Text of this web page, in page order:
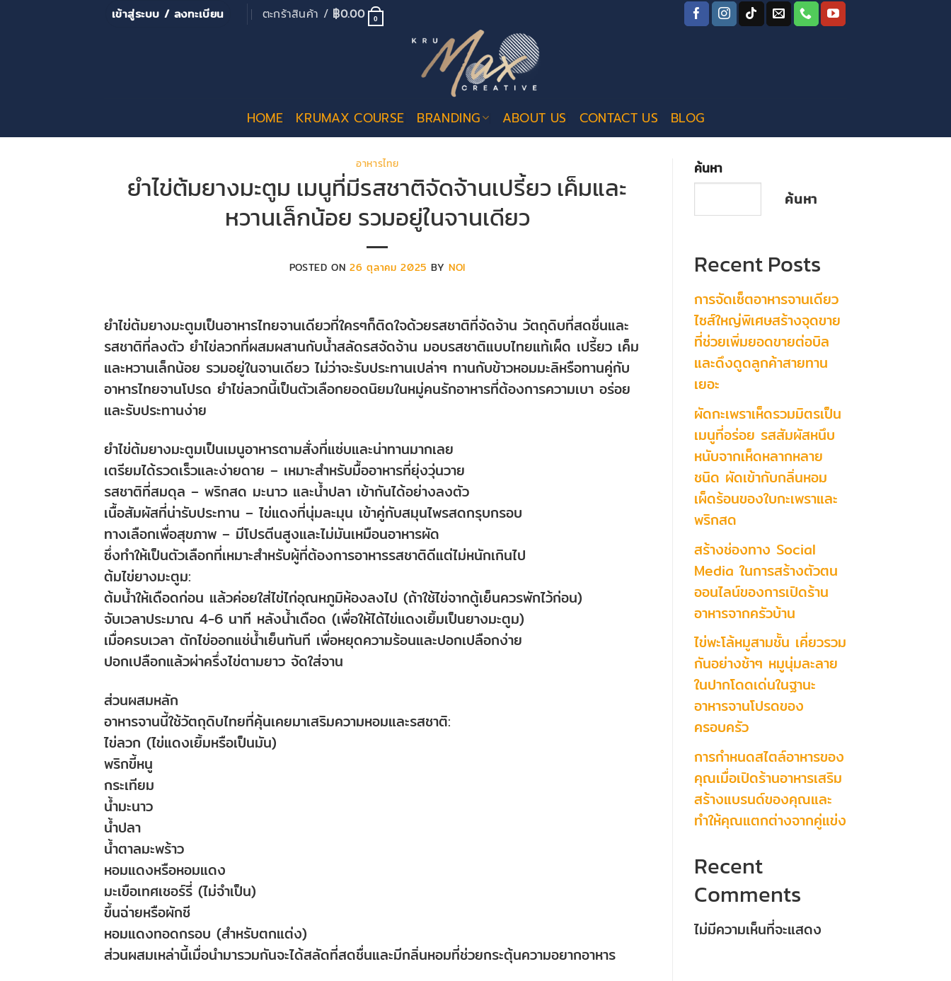
เข้าสู่ระบบ / ลงทะเบียน ตะกร้าสินค้า / ฿0.00 0
HOME KRUMAX COURSE BRANDING ABOUT US CONTACT US BLOG
อาหารไทย
ยำไข่ต้มยางมะตูม เมนูที่มีรสชาติจัดจ้านเปรี้ยว เค็มและ
หวานเล็กน้อย รวมอยู่ในจานเดียว
POSTED ON26 ตุลาคม 2025 BY NOI
ยำไข่ต้มยางมะตูมเป็นอาหารไทยจานเดียวที่ใครๆก็ติดใจด้วยรสชาติที่จัดจ้าน วัตถุดิบที่สดชื่นและ
รสชาติที่ลงตัว ยำไข่ลวกที่ผสมผสานกับน้ำสลัดรสจัดจ้าน มอบรสชาติแบบไทยแท้เผ็ด เปรี้ยว เค็ม
และหวานเล็กน้อย รวมอยู่ในจานเดียว ไม่ว่าจะรับประทานเปล่าๆ ทานกับข้าวหอมมะลิหรือทานคู่กับ
อาหารไทยจานโปรด ยำไข่ลวกนี้เป็นตัวเลือกยอดนิยมในหมู่คนรักอาหารที่ต้องการความเบา อร่อย
และรับประทานง่าย
ยำไข่ต้มยางมะตูมเป็นเมนูอาหารตามสั่งที่แซ่บและน่าทานมากเลย
เตรียมได้รวดเร็วและง่ายดาย – เหมาะสำหรับมื้ออาหารที่ยุ่งวุ่นวาย
รสชาติที่สมดุล – พริกสด มะนาว และน้ำปลา เข้ากันได้อย่างลงตัว
เนื้อสัมผัสที่น่ารับประทาน – ไข่แดงที่นุ่มละมุน เข้าคู่กับสมุนไพรสดกรุบกรอบ
ทางเลือกเพื่อสุขภาพ – มีโปรตีนสูงและไม่มันเหมือนอาหารผัด
ซึ่งทำให้เป็นตัวเลือกที่เหมาะสำหรับผู้ที่ต้องการอาหารรสชาติดีแต่ไม่หนักเกินไป
ต้มไข่ยางมะตูม:
ต้มน้ำให้เดือดก่อน แล้วค่อยใส่ไข่ไก่อุณหภูมิห้องลงไป (ถ้าใช้ไข่จากตู้เย็นควรพักไว้ก่อน)
จับเวลาประมาณ 4-6 นาที หลังน้ำเดือด (เพื่อให้ได้ไข่แดงเยิ้มเป็นยางมะตูม)
เมื่อครบเวลา ตักไข่ออกแช่น้ำเย็นทันที เพื่อหยุดความร้อนและปอกเปลือกง่าย
ปอกเปลือกแล้วผ่าครึ่งไข่ตามยาว จัดใส่จาน
ส่วนผสมหลัก
อาหารจานนี้ใช้วัตถุดิบไทยที่คุ้นเคยมาเสริมความหอมและรสชาติ:
ไข่ลวก (ไข่แดงเยิ้มหรือเป็นมัน)
พริกขี้หนู
กระเทียม
น้ำมะนาว
น้ำปลา
น้ำตาลมะพร้าว
หอมแดงหรือหอมแดง
มะเขือเทศเชอร์รี่ (ไม่จำเป็น)
ขึ้นฉ่ายหรือผักชี
หอมแดงทอดกรอบ (สำหรับตกแต่ง)
ส่วนผสมเหล่านี้เมื่อนำมารวมกันจะได้สลัดที่สดชื่นและมีกลิ่นหอมที่ช่วยกระตุ้นความอยากอาหาร
ค้นหา
ค้นหา
Recent Posts
การจัดเซ็ตอาหารจานเดียว
ไซส์ใหญ่พิเศษสร้างจุดขาย
ที่ช่วยเพิ่มยอดขายต่อบิล
และดึงดูดลูกค้าสายทาน
เยอะ
ผัดกะเพราเห็ดรวมมิตรเป็น
เมนูที่อร่อย รสสัมผัสหนึบ
หนับจากเห็ดหลากหลาย
ชนิด ผัดเข้ากับกลิ่นหอม
เผ็ดร้อนของใบกะเพราและ
พริกสด
สร้างช่องทาง Social
Media ในการสร้างตัวตน
ออนไลน์ของการเปิดร้าน
อาหารจากครัวบ้าน
ไข่พะโล้หมูสามชั้น เคี่ยวรวม
กันอย่างช้าๆ หมูนุ่มละลาย
ในปากโดดเด่นในฐานะ
อาหารจานโปรดของ
ครอบครัว
การกำหนดสไตล์อาหารของ
คุณเมื่อเปิดร้านอาหารเสริม
สร้างแบรนด์ของคุณและ
ทำให้คุณแตกต่างจากคู่แข่ง
Recent
Comments
ไม่มีความเห็นที่จะแสดง